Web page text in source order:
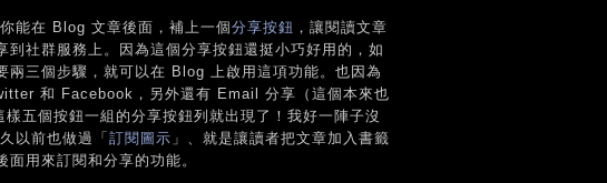
能在 Blog 文章後面，補上一個分享按鈕 ，讓閱讀文章
社群服務上。因為這個分享按鈕還挺小巧好用的，如
三個步驟，就可以在 Blog 上啟用這項功能。也因為
和 Facebook，另外還有 Email 分享（這個本來也
個按鈕一組的分享按鈕列就出現了！我好一陣子沒
以前也做過「訂閱圖示 」、就是讓讀者把文章加入書籤
用來訂閱和分享的功能。